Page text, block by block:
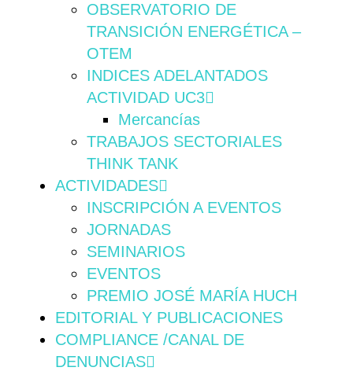
OBSERVATORIO DE
TRANSICIÓN ENERGÉTICA –
OTEM
INDICES ADELANTADOS
ACTIVIDAD UC3
Mercancías
TRABAJOS SECTORIALES
THINK TANK
ACTIVIDADES
INSCRIPCIÓN A EVENTOS
JORNADAS
SEMINARIOS
EVENTOS
PREMIO JOSÉ MARÍA HUCH
EDITORIAL Y PUBLICACIONES
COMPLIANCE /CANAL DE
DENUNCIAS